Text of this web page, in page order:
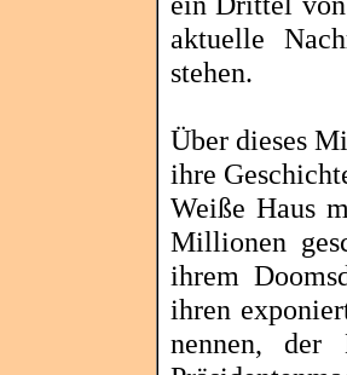
aktuelle
stehen.
Über dieses
ihre
Weiße Haus
Millionen
ihrem
ihren
nennen, der